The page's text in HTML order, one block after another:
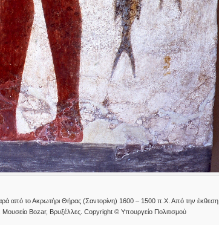
από το Ακρωτήρι Θήρας (Σαντορίνη) 1600 – 1500 π.Χ. Από την έκθεση
Μουσείο Bozar, Βρυξέλλες. Copyright © Υπουργείο Πολιτισμού